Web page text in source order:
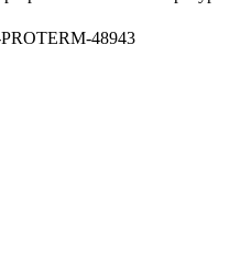
48943